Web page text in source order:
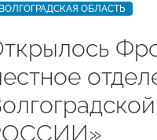
ВОЛГОГРАДСКАЯ ОБЛАСТЬ